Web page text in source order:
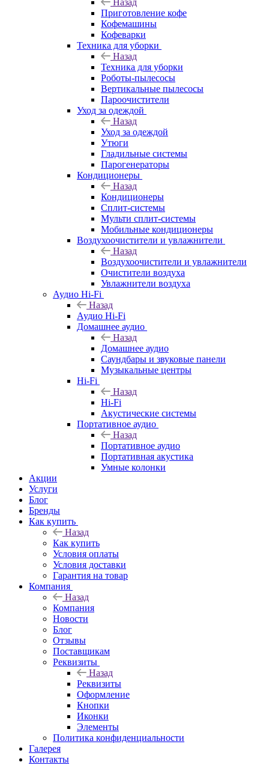
Назад
Приготовление кофе
Кофемашины
Кофеварки
Техника для уборки
Назад
Техника для уборки
Роботы-пылесосы
Вертикальные пылесосы
Пароочистители
Уход за одеждой
Назад
Уход за одеждой
Утюги
Гладильные системы
Парогенераторы
Кондиционеры
Назад
Кондиционеры
Сплит-системы
Мульти сплит-системы
Мобильные кондиционеры
Воздухоочистители и увлажнители
Назад
Воздухоочистители и увлажнители
Очистители воздуха
Увлажнители воздуха
Аудио Hi-Fi
Назад
Аудио Hi-Fi
Домашнее аудио
Назад
Домашнее аудио
Саундбары и звуковые панели
Музыкальные центры
Hi-Fi
Назад
Hi-Fi
Акустические системы
Портативное аудио
Назад
Портативное аудио
Портативная акустика
Умные колонки
Акции
Услуги
Блог
Бренды
Как купить
Назад
Как купить
Условия оплаты
Условия доставки
Гарантия на товар
Компания
Назад
Компания
Новости
Блог
Отзывы
Поставщикам
Реквизиты
Назад
Реквизиты
Оформление
Кнопки
Иконки
Элементы
Политика конфиденциальности
Галерея
Контакты